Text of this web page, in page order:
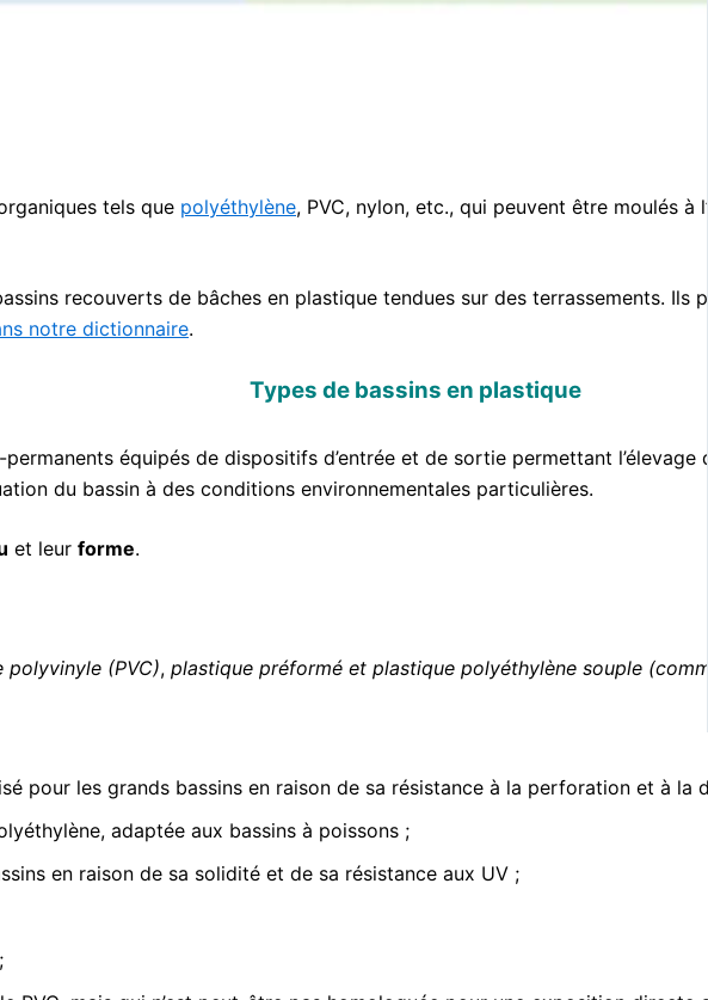
tels que polyéthylène, PVC, nylon, etc., qui peuvent être moulés
recouverts de bâches en plastique tendues sur des terrassements.
notre dictionnaire.
Types de bassins en plastique
équipés de dispositifs d’entrée et de sortie permettant
du bassin à des conditions environnementales particulières.
et leur forme.
polyvinyle (PVC), plastique préformé et plastique polyéthylène souple
pour les grands bassins en raison de sa résistance à la perforation et à la
adaptée aux bassins à poissons ;
en raison de sa solidité et de sa résistance aux UV ;